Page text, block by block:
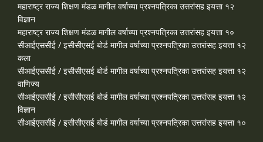
महाराष्ट्र राज्य शिक्षण मंडळ मागील वर्षाच्या प्रश्‍नपत्रिका उत्तरांसह इयत्ता १२
विज्ञान
महाराष्ट्र राज्य शिक्षण मंडळ मागील वर्षाच्या प्रश्‍नपत्रिका उत्तरांसह इयत्ता १०
सीआईएससीई / इसीसीएसई बोर्ड मागील वर्षाच्या प्रश्‍नपत्रिका उत्तरांसह इयत्ता १२
कला
सीआईएससीई / इसीसीएसई बोर्ड मागील वर्षाच्या प्रश्‍नपत्रिका उत्तरांसह इयत्ता १२
वाणिज्य
सीआईएससीई / इसीसीएसई बोर्ड मागील वर्षाच्या प्रश्‍नपत्रिका उत्तरांसह इयत्ता १२
विज्ञान
सीआईएससीई / इसीसीएसई बोर्ड मागील वर्षाच्या प्रश्‍नपत्रिका उत्तरांसह इयत्ता १०